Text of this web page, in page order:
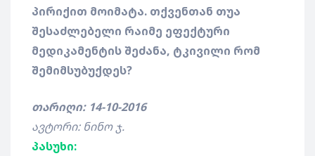
პირიქით მოიმატა. თქვენთან თუა
შესაძლებელი რაიმე ეფექტური
მედიკამენტის შეძანა, ტკივილი რომ
შემიმსუბუქდეს?
თარიღი: 14-10-2016
ავტორი: ნინო ჯ.
პასუხი: